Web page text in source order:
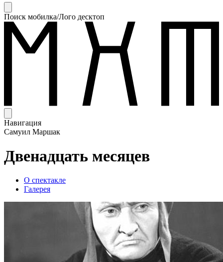
Поиск мобилка/Лого десктоп
Навигация
Самуил Маршак
Двенадцать месяцев
О спектакле
Галерея